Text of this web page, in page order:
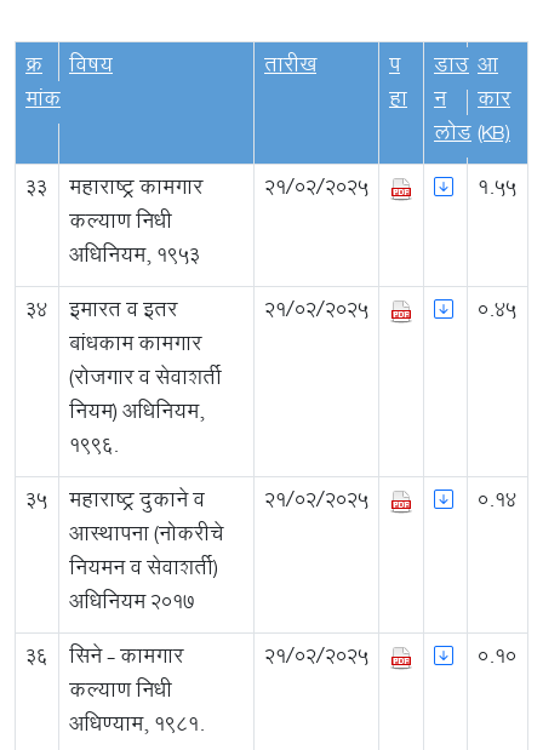
क्र
मांक
विषय तारीख
प
हा
डाउ
न
लोड
आ
कार
(KB)
33 महाराष्ट्र कामगार
कल्याण निधी
अधिनियम, 1953
21/02/2025 1.55
34 इमारत व इतर
बांधकाम कामगार
(रोजगार व सेवाशर्ती
नियम) अधिनियम,
१९९६.
21/02/2025 0.45
35 महाराष्ट्र दुकाने व
आस्थापना (नोकरीचे
नियमन व सेवाशर्ती)
अधिनियम 2017
21/02/2025 0.14
36 सिने - कामगार
कल्याण निधी
अधिण्याम, १९८१.
21/02/2025 0.10